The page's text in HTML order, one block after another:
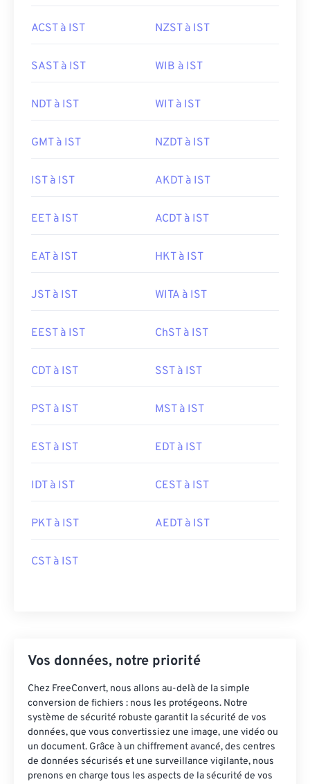
ACST à IST NZST à IST
SAST à IST WIB à IST
NDT à IST WIT à IST
GMT à IST NZDT à IST
IST à IST AKDT à IST
EET à IST ACDT à IST
EAT à IST HKT à IST
JST à IST WITA à IST
EEST à IST ChST à IST
CDT à IST SST à IST
PST à IST MST à IST
EST à IST EDT à IST
IDT à IST CEST à IST
PKT à IST AEDT à IST
CST à IST
Vos données, notre priorité
Chez FreeConvert, nous allons au-delà de la simple
conversion de fichiers : nous les protégeons. Notre
système de sécurité robuste garantit la sécurité de vos
données, que vous convertissiez une image, une vidéo ou
un document. Grâce à un chiffrement avancé, des centres
de données sécurisés et une surveillance vigilante, nous
prenons en charge tous les aspects de la sécurité de vos